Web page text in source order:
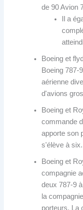
de 90 Avion
Il a
Boeing et
Boeing 787-
aérienne
d'avions
Boeing et
commande
apporte son
s'élève à six.
Boeing et
compagnie
deux 787-9
la
porteurs. La